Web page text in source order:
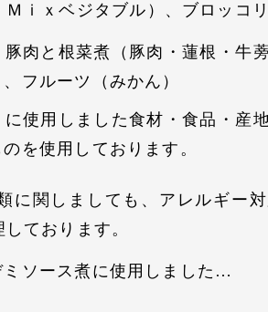
Ｍｉｘベジタブル）、ブロッコ
（豚肉・蓮根・牛蒡・
フルーツ（みかん）
た食材・食品・産地は
を使用しております。
に関しましても、アレルギー
ております。
ミソース煮に使用しました…